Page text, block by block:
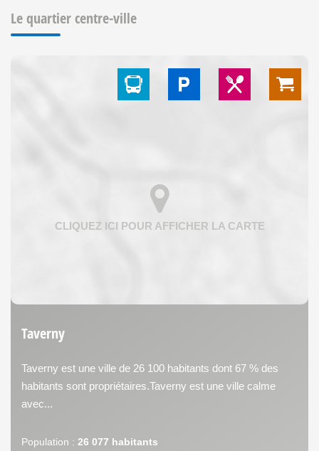
Le quartier centre-ville
Taverny
Taverny est une ville de 26 100 habitants dont 67 % des
habitants sont propriétaires.Taverny est une ville calme
avec...
Population : 26 077 habitants